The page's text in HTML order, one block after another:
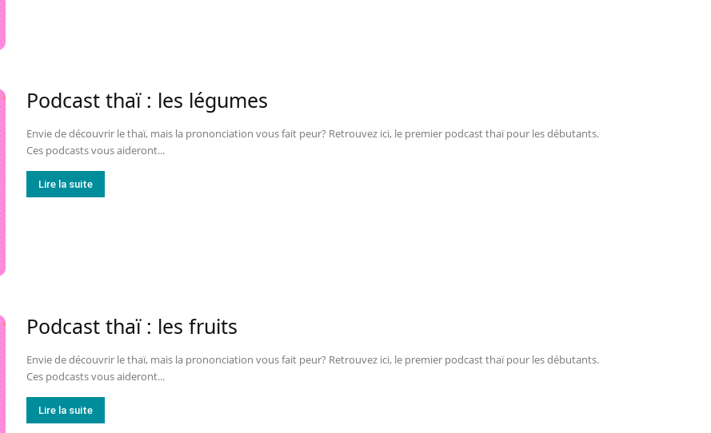
Podcast thaï : les légumes
Envie de découvrir le thaï, mais la prononciation vous fait peur? Retrouvez ici, le premier podcast thaï pour les débutants.
Ces podcasts vous aideront...
Lire la suite
Podcast thaï : les fruits
Envie de découvrir le thaï, mais la prononciation vous fait peur? Retrouvez ici, le premier podcast thaï pour les débutants.
Ces podcasts vous aideront...
Lire la suite